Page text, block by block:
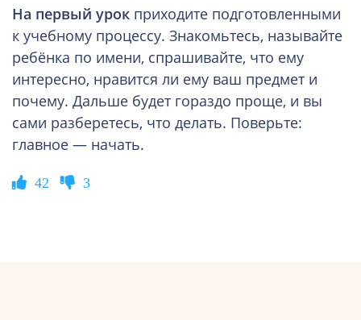
На первый урок приходите подготовленными
к учебному процессу. Знакомьтесь, называйте
ребёнка по имени, спрашивайте, что ему
интересно, нравится ли ему ваш предмет и
почему. Дальше будет гораздо проще, и вы
сами разберетесь, что делать. Поверьте:
главное — начать.
42 3